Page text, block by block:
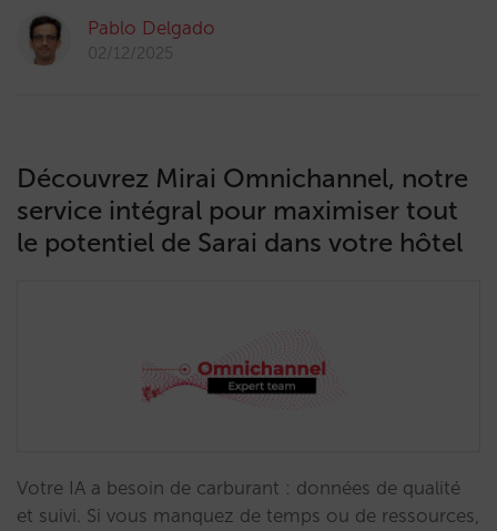
Pablo Delgado
02/12/2025
Découvrez Mirai Omnichannel, notre
service intégral pour maximiser tout
le potentiel de Sarai dans votre hôtel
Votre IA a besoin de carburant : données de qualité
et suivi. Si vous manquez de temps ou de ressources,